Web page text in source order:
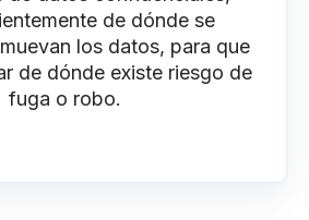
de dónde se
los datos, para que
de dónde existe riesgo de
fuga o robo.